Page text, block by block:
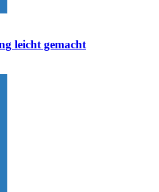
leicht gemacht